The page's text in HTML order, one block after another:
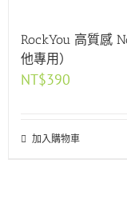
RockYou 高質感
他專用）
NT$390
加入購物車